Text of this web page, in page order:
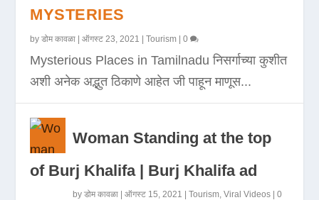
MYSTERIES
byडोम कावळा |ऑगस्ट 23, 2021 |Tourism |0
Mysterious Places in Tamilnadu निसर्गाच्या कुशीत
अशी अनेक अद्भुत ठिकाणे आहेत जी पाहून माणूस...
Woman Standing at the top
of Burj Khalifa | Burj Khalifa ad
byडोम कावळा |ऑगस्ट 15, 2021 |Tourism ,Viral Videos |0